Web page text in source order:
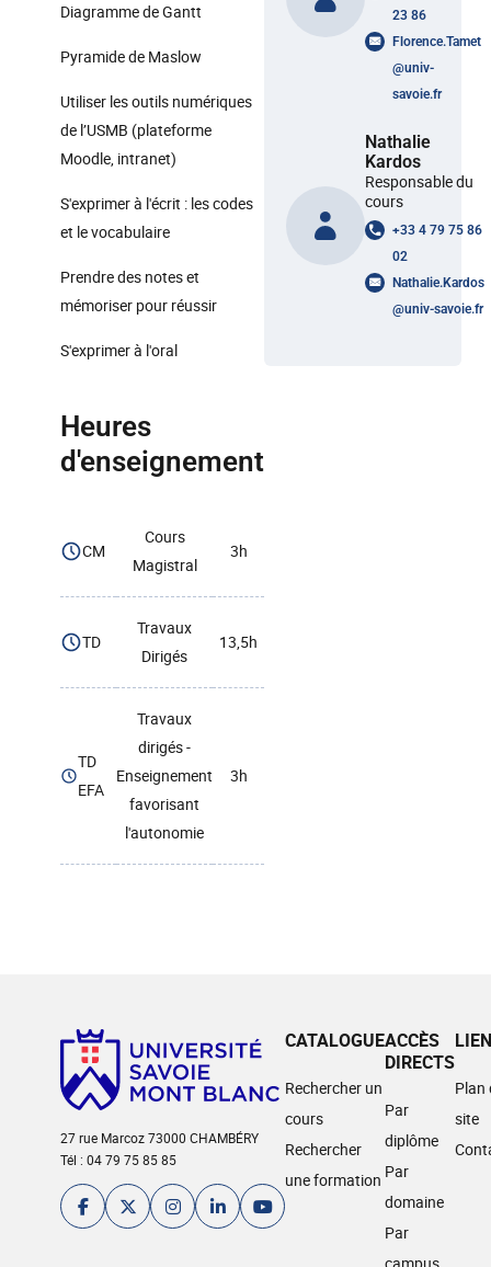
Diagramme de Gantt
Pyramide de Maslow
Utiliser les outils numériques
de l’USMB (plateforme
Moodle, intranet)
S'exprimer à l'écrit : les codes
et le vocabulaire
Prendre des notes et
mémoriser pour réussir
S'exprimer à l'oral
Heures
d'enseignement
CM
Cours
Magistral
3h
TD
Travaux
Dirigés
13,5h
TD
EFA
Travaux
dirigés -
Enseignement
favorisant
l'autonomie
3h
23 86
Florence.Tamet
@univ-
savoie.fr
Nathalie
Kardos
Responsable du
cours
+33 4 79 75 86
02
Nathalie.Kardos
@univ-savoie.fr
27 rue Marcoz 73000 CHAMBÉRY
Tél : 04 79 75 85 85
CATALOGUE
Rechercher un
cours
Rechercher
une formation
ACCÈS
DIRECTS
Par
diplôme
Par
domaine
Par
Plan
site